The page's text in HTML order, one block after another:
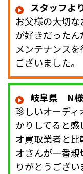
スタッフよ
お父様の大切
が好きだったん
メンテナンス
ございました。
岐阜県 N様
珍しいオーデ
かりしてると感
オ買取業者と比
オさんが一番
りがとうござい